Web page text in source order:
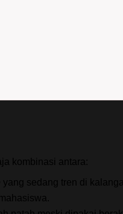
kombinasi antara:
yang sedang tren di